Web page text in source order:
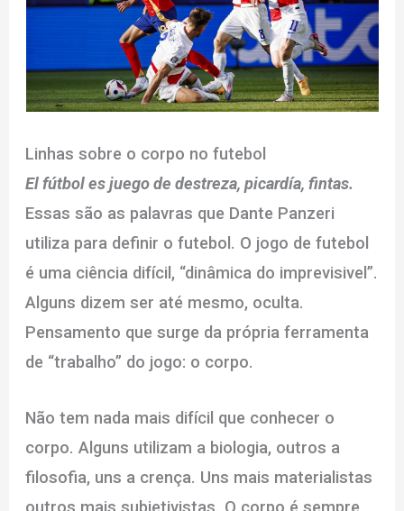
Linhas sobre o corpo no futebol
El fútbol es juego de destreza, picardía, fintas.
Essas são as palavras que Dante Panzeri
utiliza para definir o futebol. O jogo de futebol
é uma ciência difícil, “dinâmica do imprevisivel”.
Alguns dizem ser até mesmo, oculta.
Pensamento que surge da própria ferramenta
de “trabalho” do jogo: o corpo.
Não tem nada mais difícil que conhecer o
corpo. Alguns utilizam a biologia, outros a
filosofia, uns a crença. Uns mais materialistas
outros mais subjetivistas. O corpo é sempre